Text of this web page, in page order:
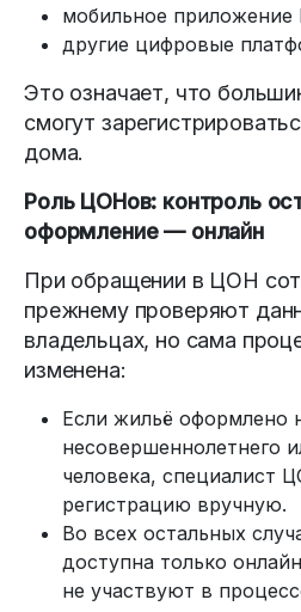
мобильное приложение
другие цифровые
Это означает, что
смогут
дома.
Роль ЦОНов: контроль
оформление — онлайн
При обращении в ЦОН
прежнему проверяют
владельцах, но сама
изменена:
Если жильё оформлено
несовершеннолетнего
человека, специалист
регистрацию вручную.
Во всех остальных
доступна только
не участвуют в